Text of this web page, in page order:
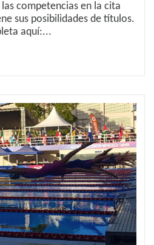
competencias en la cita
sus posibilidades de títulos.
aquí:...